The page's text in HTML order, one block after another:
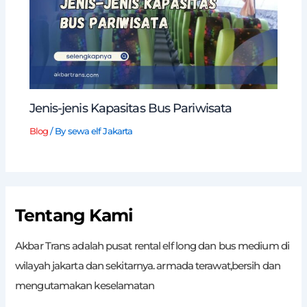
Jenis-jenis Kapasitas Bus Pariwisata
Blog/ By sewa elf Jakarta
Tentang Kami
Akbar Trans adalah pusat rental elf long dan bus medium di
wilayah jakarta dan sekitarnya. armada terawat,bersih dan
mengutamakan keselamatan